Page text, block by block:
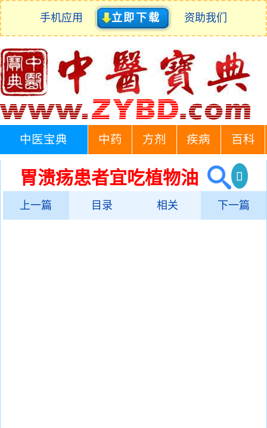
手机应用 立即下载 资助我们
中医宝典 中药 方剂 疾病 百科
胃溃疡患者宜吃植物油
上一篇 目录 相关 下一篇